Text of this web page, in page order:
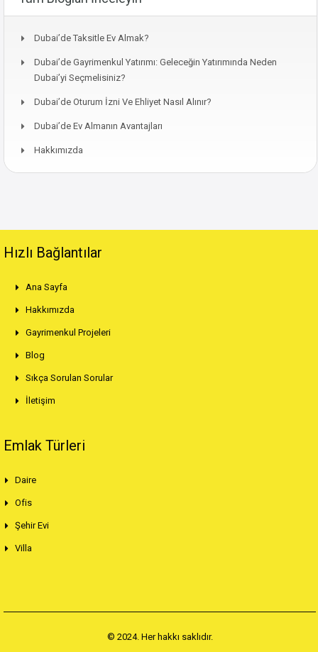
Dubai’de Taksitle Ev Almak?
Dubai’de Gayrimenkul Yatırımı: Geleceğin Yatırımında Neden
Dubai’yi Seçmelisiniz?
Dubai’de Oturum İzni Ve Ehliyet Nasıl Alınır?
Dubai’de Ev Almanın Avantajları
Hakkımızda
Hızlı Bağlantılar
Ana Sayfa
Hakkımızda
Gayrimenkul Projeleri
Blog
Sıkça Sorulan Sorular
İletişim
Emlak Türleri
Daire
Ofis
Şehir Evi
Villa
© 2024. Her hakkı saklıdır.